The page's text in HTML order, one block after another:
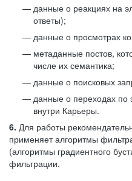
данные о реакциях на
ответы);
данные о просмотрах
метаданные постов,
числе их семантика;
данные о поисковых
данные о переходах по
внутри Карьеры.
6. Для работы
применяет алгоритмы
(алгоритмы градиентного
фильтрации.